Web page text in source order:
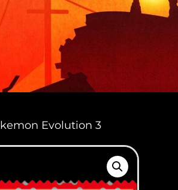
Evolution 3